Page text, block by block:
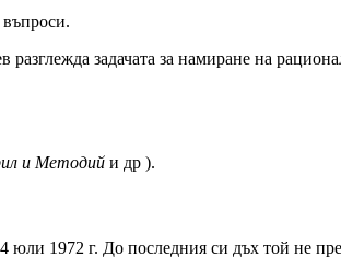
разглежда задачата за намиране на
и Методий и др ).
1972 г. До последния си дъх той не